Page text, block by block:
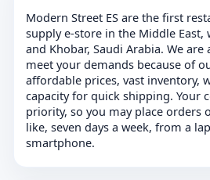
Modern Street ES are the first
supply e-store in the Middle East,
and Khobar, Saudi Arabia. We
meet your demands because of
affordable prices, vast inventory,
capacity for quick shipping. Your
priority, so you may place orders
like, seven days a week, from a
smartphone.